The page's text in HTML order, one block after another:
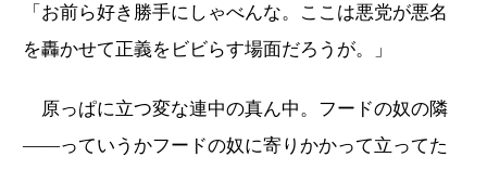
「お前ら好き勝手にしゃべんな。ここは悪党が悪名
を轟かせて正義をビビらす場面だろうが。」
原っぱに立つ変な連中の真ん中。フードの奴の隣
――っていうかフードの奴に寄りかかって立ってた